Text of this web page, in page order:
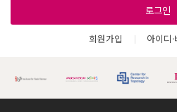
로그인
회원가입 아이디